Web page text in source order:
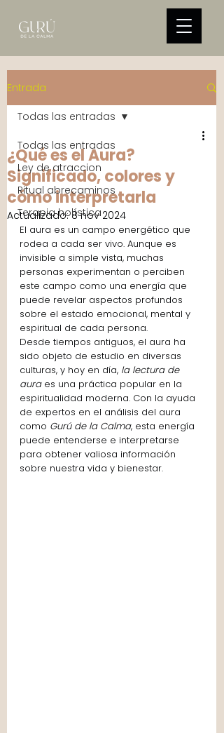
Entrada
Todas las entradas
Ley de atraccion
Ritual abrecaminos
Terapia holística
Todas las entradas
¿Qué es el Aura?
Significado, colores y
cómo interpretarla
Actualizado:8 nov 2024
El aura es un campo energético que
rodea a cada ser vivo. Aunque es
invisible a simple vista, muchas
personas experimentan o perciben
este campo como una energía que
puede revelar aspectos profundos
sobre el estado emocional, mental y
espiritual de cada persona.
Desde tiempos antiguos, el aura ha
sido objeto de estudio en diversas
culturas, y hoy en día, la lectura de
aura es una práctica popular en la
espiritualidad moderna. Con la ayuda
de expertos en el análisis del aura
como Gurú de la Calma, esta energía
puede entenderse e interpretarse
para obtener valiosa información
sobre nuestra vida y bienestar.